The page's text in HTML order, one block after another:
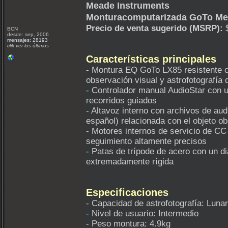
BCN
desde: sep, 2006
mensajes: 28193
clik ver los últimos
Meade Instruments
Monturacomputarizada GoTo
Precio de venta sugerido (MSRP):
Características principales
- Montura EQ GoTo LX85 resistente
observación visual y astrofotografía
- Controlador manual AudioStar con
recorridos guiados
- Altavoz interno con archivos de
español) relacionada con el objeto
- Motores internos de servicio de
seguimiento altamente precisos
- Patas de trípode de acero con un
extremadamente rígida
Especificaciones
- Capacidad de astrofotografía:
- Nivel de usuario: Intermedio
- Peso montura: 4.9kg